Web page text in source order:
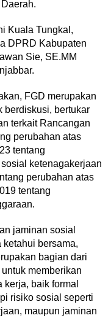
Kuala Tungkal,
DPRD Kabupaten
Sie, SE.MM
FGD merupakan
berdiskusi, bertukar
terkait Rancangan
perubahan atas
tentang
ketenagakerjaan
perubahan atas
tentang
jaminan sosial
ketahui bersama,
bagian dari
memberikan
baik formal
risiko sosial seperti
maupun jaminan